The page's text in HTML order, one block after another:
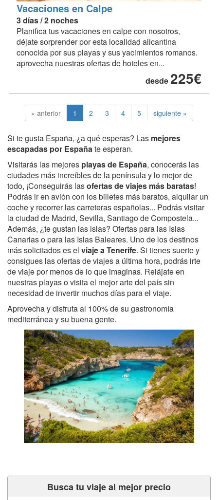
Vacaciones en Calpe
3 días / 2 noches
Planifica tus vacaciones en calpe con nosotros,
déjate sorprender por esta localidad alicantina
conocida por sus playas y sus yacimientos romanos.
aprovecha nuestras ofertas de hoteles en...
desde 225€
« anterior 1 2 3 4 5 siguiente »
Si te gusta España, ¿a qué esperas? Las mejores
escapadas por Españate esperan.
Visitarás las mejores playas de España, conocerás las
ciudades más increíbles de la península y lo mejor de
todo, ¡Conseguirás lasofertas de viajes más baratas!
Podrás ir en avión con los billetes más baratos, alquilar un
coche y recorrer las carreteras españolas... Podrás visitar
la ciudad de Madrid, Sevilla, Santiago de Compostela...
Además, ¿te gustan las islas? Ofertas para las Islas
Canarias o para las Islas Baleares. Uno de los destinos
más solicitados es el viaje a Tenerife. Si tienes suerte y
consigues las ofertas de viajes a última hora, podrás irte
de viaje por menos de lo que imaginas. Relájate en
nuestras playas o visita el mejor arte del país sin
necesidad de invertir muchos días para el viaje.
Aprovecha y disfruta al 100% de su gastronomía
mediterránea y su buena gente.
Busca tu viaje al mejor precio